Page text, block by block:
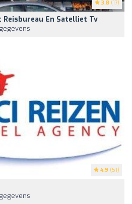
3.8 (17)
En Satelliet Tv
4.9 (51)